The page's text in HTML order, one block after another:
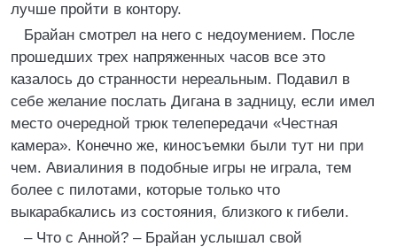
лучше пройти в контору.
Брайан смотрел на него с недоумением. После
прошедших трех напряженных часов все это
казалось до странности нереальным. Подавил в
себе желание послать Дигана в задницу, если имел
место очередной трюк телепередачи «Честная
камера». Конечно же, киносъемки были тут ни при
чем. Авиалиния в подобные игры не играла, тем
более с пилотами, которые только что
выкарабкались из состояния, близкого к гибели.
– Что с Анной? – Брайан услышал свой